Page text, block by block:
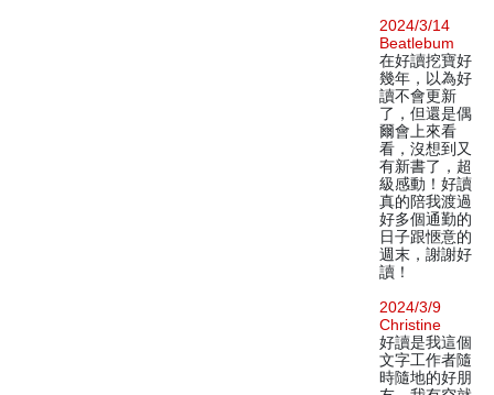
2024/3/14
Beatlebum
在好讀挖寶好
幾年，以為好
讀不會更新
了，但還是偶
爾會上來看
看，沒想到又
有新書了，超
級感動！好讀
真的陪我渡過
好多個通勤的
日子跟愜意的
週末，謝謝好
讀！
2024/3/9
Christine
好讀是我這個
文字工作者隨
時隨地的好朋